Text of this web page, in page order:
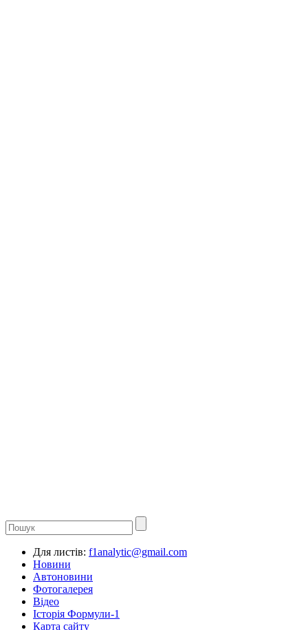
Для листів: f1analytic@gmail.com
Новини
Автоновини
Фотогалерея
Відео
Історія Формули-1
Карта сайту